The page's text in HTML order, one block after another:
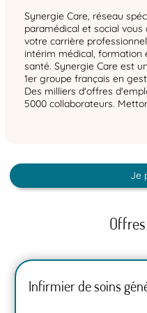
Synergie Care, réseau
paramédical et social vous
votre carrière
intérim médical, formation
santé. Synergie Care est
1er groupe français en
Des milliers d'offres
5000 collaborateurs.
Je
Infirmier de soins